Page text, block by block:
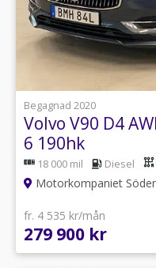
Begagnad 2020
Volvo V90 D4
6 190hk
18 000 mil Diesel
Motorkompaniet
fr. 4 535 kr/mån
279 900 kr